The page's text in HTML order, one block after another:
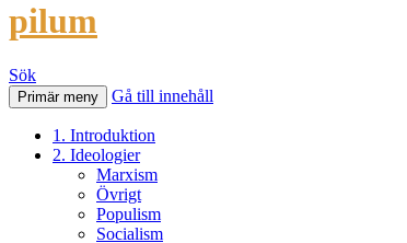
pilum
Sök
Primär meny Gå till innehåll
1. Introduktion
2. Ideologier
Marxism
Övrigt
Populism
Socialism